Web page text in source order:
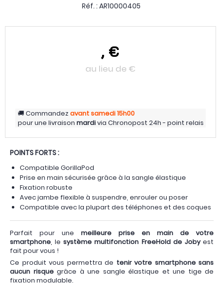
Réf. : AR10000405
, €
au lieu de €
Commandezavant samedi15h00
pour une livraison mardivia Chronopost 24h - point relais
POINTS FORTS :
Compatible GorillaPod
Prise en main sécurisée grâce à la sangle élastique
Fixation robuste
Avec jambe flexible à suspendre, enrouler ou poser
Compatible avec la plupart des téléphones et des coques
Parfait pour une meilleure prise en main de votre
smartphone , lesystème multifonction FreeHold de Jobyest
fait pour vous !
Ce produit vous permettra de tenir votre smartphone sans
aucun risquegrâce à une sangle élastique et une tige de
fixation modulable.